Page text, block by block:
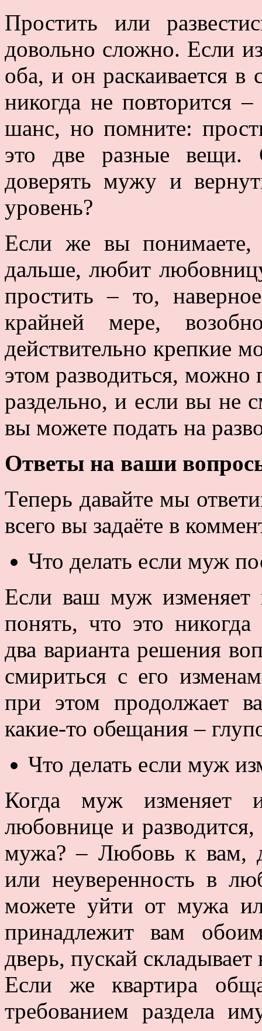
Простить или
довольно сложно. Если
оба, и он раскаивается в
никогда не повторится
шанс, но помните:
это две разные вещи.
доверять мужу и
уровень?
Если же вы понимаете,
дальше, любит
простить – то,
крайней мере,
действительно крепкие
этом разводиться, можно
раздельно, и если вы не
вы можете подать на
Ответы на ваши
Теперь давайте мы
всего вы задаёте в
Что делать если муж
Если ваш муж
понять, что это
два варианта решения
смириться с его
при этом продолжает
какие-то обещания –
Что делать если муж
Когда муж изменяет
любовнице и
мужа? – Любовь к вам,
или неуверенность в
можете уйти от мужа
принадлежит вам
дверь, пускай
Если же квартира
требованием раздела